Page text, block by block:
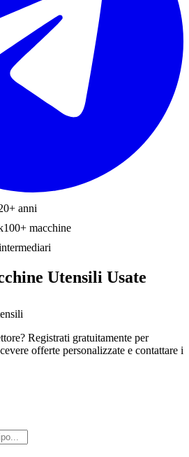
anni
100+ macchine
Utensili Usate
Registrati gratuitamente per
offerte personalizzate e contattare i